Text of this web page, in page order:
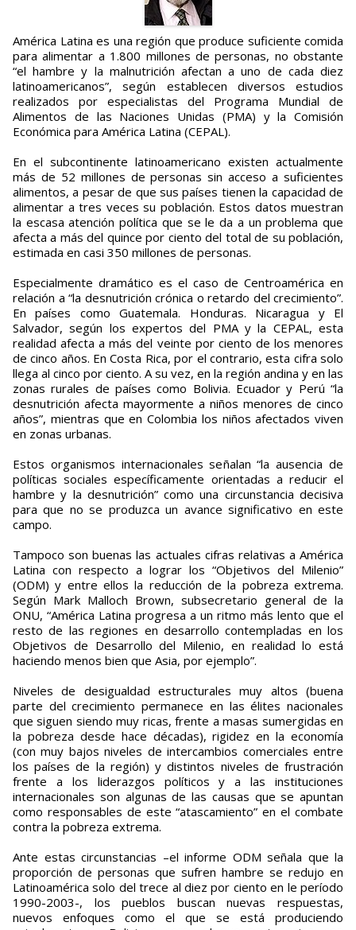
América Latina es una región que produce suficiente comida
para alimentar a 1.800 millones de personas, no obstante
“el hambre y la malnutrición afectan a uno de cada diez
latinoamericanos”, según establecen diversos estudios
realizados por especialistas del Programa Mundial de
Alimentos de las Naciones Unidas (PMA) y la Comisión
Económica para América Latina (CEPAL).
En el subcontinente latinoamericano existen actualmente
más de 52 millones de personas sin acceso a suficientes
alimentos, a pesar de que sus países tienen la capacidad de
alimentar a tres veces su población. Estos datos muestran
la escasa atención política que se le da a un problema que
afecta a más del quince por ciento del total de su población,
estimada en casi 350 millones de personas.
Especialmente dramático es el caso de Centroamérica en
relación a “la desnutrición crónica o retardo del crecimiento”.
En países como Guatemala. Honduras. Nicaragua y El
Salvador, según los expertos del PMA y la CEPAL, esta
realidad afecta a más del veinte por ciento de los menores
de cinco años. En Costa Rica, por el contrario, esta cifra solo
llega al cinco por ciento. A su vez, en la región andina y en las
zonas rurales de países como Bolivia. Ecuador y Perú “la
desnutrición afecta mayormente a niños menores de cinco
años”, mientras que en Colombia los niños afectados viven
en zonas urbanas.
Estos organismos internacionales señalan “la ausencia de
políticas sociales específicamente orientadas a reducir el
hambre y la desnutrición” como una circunstancia decisiva
para que no se produzca un avance significativo en este
campo.
Tampoco son buenas las actuales cifras relativas a América
Latina con respecto a lograr los “Objetivos del Milenio”
(ODM) y entre ellos la reducción de la pobreza extrema.
Según Mark Malloch Brown, subsecretario general de la
ONU, “América Latina progresa a un ritmo más lento que el
resto de las regiones en desarrollo contempladas en los
Objetivos de Desarrollo del Milenio, en realidad lo está
haciendo menos bien que Asia, por ejemplo”.
Niveles de desigualdad estructurales muy altos (buena
parte del crecimiento permanece en las élites nacionales
que siguen siendo muy ricas, frente a masas sumergidas en
la pobreza desde hace décadas), rigidez en la economía
(con muy bajos niveles de intercambios comerciales entre
los países de la región) y distintos niveles de frustración
frente a los liderazgos políticos y a las instituciones
internacionales son algunas de las causas que se apuntan
como responsables de este “atascamiento” en el combate
contra la pobreza extrema.
Ante estas circunstancias –el informe ODM señala que la
proporción de personas que sufren hambre se redujo en
Latinoamérica solo del trece al diez por ciento en le período
1990-2003-, los pueblos buscan nuevas respuestas,
nuevos enfoques como el que se está produciendo